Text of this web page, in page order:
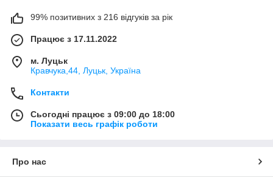
99% позитивних з 216 відгуків за рік
Працює з 17.11.2022
м. Луцьк
Кравчука,44, Луцьк, Україна
Контакти
Сьогодні працює з 09:00 до 18:00
Показати весь графік роботи
Про нас